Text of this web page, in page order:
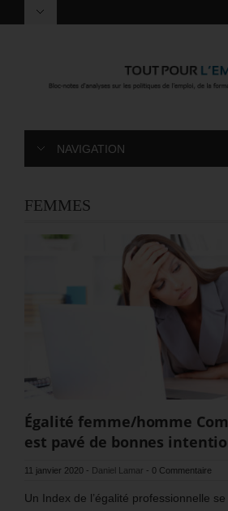
NAVIGATION
FEMMES
Égalité femme/homme
est pavé de bonnes
11 janvier 2020 - Daniel Lamar - 0 Commentaire
Un Index de l’égalité professionnelle